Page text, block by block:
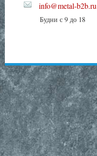
info@metal-b2b.ru
Будни с 9 до 18